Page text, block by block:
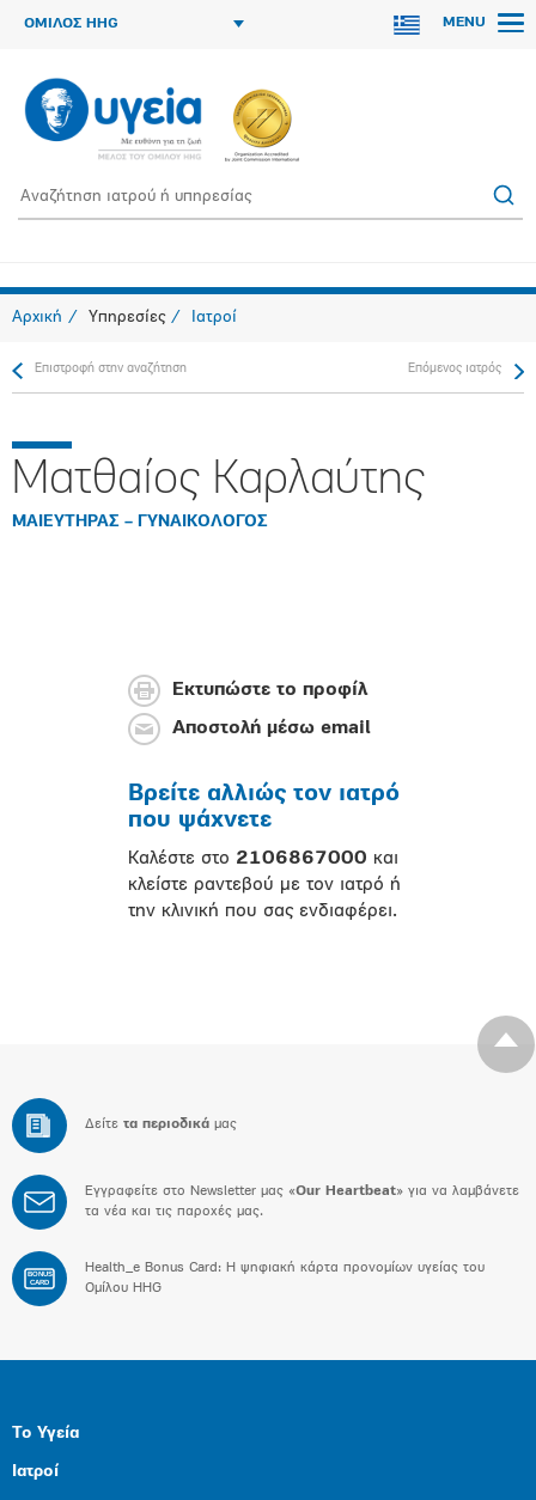
ΟΜΙΛΟΣ HHG MENU
Αρχική Υπηρεσίες Ιατροί
Επιστροφή στην αναζήτηση Επόμενος ιατρός
Ματθαίος Καρλαύτης
ΜΑΙΕΥΤΗΡΑΣ – ΓΥΝΑΙΚΟΛΟΓΟΣ
Εκτυπώστε το προφίλ
Αποστολή μέσω email
Βρείτε αλλιώς τον ιατρό
που ψάχνετε
Καλέστε στο 2106867000 και
κλείστε ραντεβού με τον ιατρό ή
την κλινική που σας ενδιαφέρει.
Δείτε τα περιοδικά μας
Εγγραφείτε στο Newsletter μας «Our Heartbeat» για να λαμβάνετε
τα νέα και τις παροχές μας.
BONUS
CARD
Health_e Bonus Card: H ψηφιακή κάρτα προνομίων υγείας του
Ομίλου HHG
Το Υγεία
Ιατροί